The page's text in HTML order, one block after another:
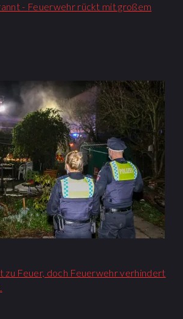
- Feuerwehr rückt mit großem
zu Feuer, doch Feuerwehr verhindert